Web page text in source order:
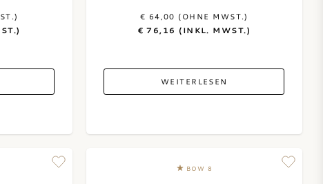
€ 64,00 (OHNE MWST.)
€ 76,16 (INKL. MWST.)
WEITERLESEN
BOW 8